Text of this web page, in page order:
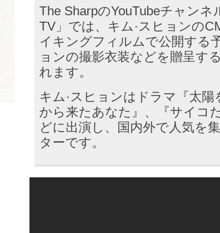
The SharpのYouTubeチャンネ
TV」では、キム·スヒョンの
イキングフィルムで公開する
ョンの撮影衣装などを贈呈す
れます。
キム·スヒョンはドラマ『太陽
から来たあなた』、『サイコ
どに出演し、国内外で人気を
ターです。